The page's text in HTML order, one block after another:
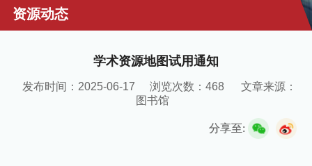
资源动态
学术资源地图试用通知
发布时间：2025-06-17 浏览次数： 468
文章来源：
图书馆
分享至: